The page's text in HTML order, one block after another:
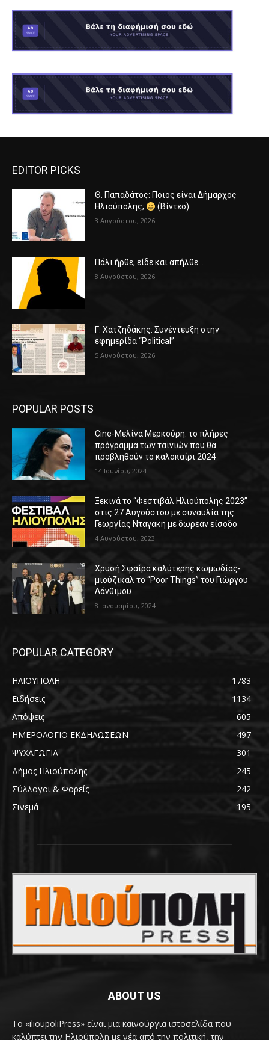
EDITOR PICKS
Θ. Παπαδάτος: Ποιος είναι Δήμαρχος
Ηλιούπολης;
(Βίντεο)
3 Αυγούστου, 2026
Πάλι ήρθε, είδε και απήλθε…
8 Αυγούστου, 2026
Γ. Χατζηδάκης: Συνέντευξη στην
εφημερίδα “Political”
5 Αυγούστου, 2026
POPULAR POSTS
Cine-Μελίνα Μερκούρη: το πλήρες
πρόγραμμα των ταινιών που θα
προβληθούν το καλοκαίρι 2024
14 Ιουνίου, 2024
Ξεκινά το “Φεστιβάλ Ηλιούπολης 2023”
στις 27 Αυγούστου με συναυλία της
Γεωργίας Νταγάκη με δωρεάν είσοδο
4 Αυγούστου, 2023
Χρυσή Σφαίρα καλύτερης κωμωδίας-
μιούζικαλ το “Poor Things” του Γιώργου
Λάνθιμου
8 Ιανουαρίου, 2024
POPULAR CATEGORY
ΗΛΙΟΥΠΟΛΗ
1783
Ειδήσεις
1134
Απόψεις
605
ΗΜΕΡΟΛΟΓΙΟ ΕΚΔΗΛΩΣΕΩΝ
497
ΨΥΧΑΓΩΓΙΑ
301
Δήμος Ηλιούπολης
245
Σύλλογοι & Φορείς
242
Σινεμά
195
ABOUT US
Το «ilioupoliPress» είναι μια καινούργια ιστοσελίδα που
καλύπτει την Ηλιούπολη με νέα από την πολιτική, την